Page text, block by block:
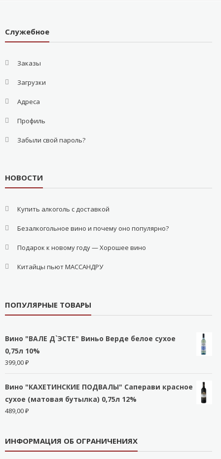
Служебное
Заказы
Загрузки
Адреса
Профиль
Забыли свой пароль?
НОВОСТИ
Купить алкоголь с доставкой
Безалкогольное вино и почему оно популярно?
Подарок к новому году — Хорошее вино
Китайцы пьют МАССАНДРУ
ПОПУЛЯРНЫЕ ТОВАРЫ
Вино "ВАЛЕ Д`ЭСТЕ" Виньо Верде белое сухое
0,75л 10%
399,00₽
Вино "КАХЕТИНСКИЕ ПОДВАЛЫ" Саперави красное
сухое (матовая бутылка) 0,75л 12%
489,00₽
ИНФОРМАЦИЯ ОБ ОГРАНИЧЕНИЯХ